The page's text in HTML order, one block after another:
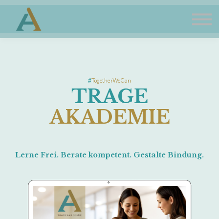
Sign in
#TogetherWeCan
TRAGE
AKADEMIE
Lerne Frei. Berate kompetent. Gestalte Bindung.